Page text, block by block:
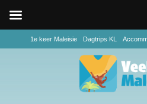
1e keer Maleisie Dagtrips KL